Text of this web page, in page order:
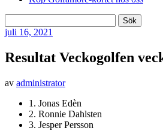
efter:
juli 16, 2021
Resultat Veckogolfen
av administrator
1. Jonas Edèn
2. Ronnie Dahlsten
3. Jesper Persson